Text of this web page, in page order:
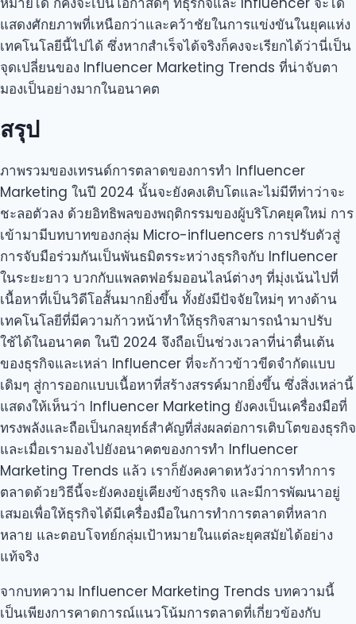
แสดงศักยภาพที่เหนือกว่าและคว้าชัยในการแข่งขันในยุคแห่ง
เทคโนโลยีนี้ไปได้ ซึ่งหากสำเร็จได้จริงก็คงจะเรียกได้ว่านี่เป็น
จุดเปลี่ยนของ Influencer Marketing Trends ที่น่าจับตา
มองเป็นอย่างมากในอนาคต
สรุป
ภาพรวมของเทรนด์การตลาดของการทำ Influencer
Marketing ในปี 2024 นั้นจะยังคงเติบโตและไม่มีทีท่าว่าจะ
ชะลอตัวลง ด้วยอิทธิพลของพฤติกรรมของผู้บริโภคยุคใหม่ การ
เข้ามามีบทบาทของกลุ่ม Micro-influencers การปรับตัวสู่
การจับมือร่วมกันเป็นพันธมิตรระหว่างธุรกิจกับ Influencer
ในระยะยาว บวกกับแพลตฟอร์มออนไลน์ต่างๆ ที่มุ่งเน้นไปที่
เนื้อหาที่เป็นวิดีโอสั้นมากยิ่งขึ้น ทั้งยังมีปัจจัยใหม่ๆ ทางด้าน
เทคโนโลยีที่มีความก้าวหน้าทำให้ธุรกิจสามารถนำมาปรับ
ใช้ได้ในอนาคต ในปี 2024 จึงถือเป็นช่วงเวลาที่น่าตื่นเต้น
ของธุรกิจและเหล่า Influencer ที่จะก้าวข้าวขีดจำกัดแบบ
เดิมๆ สู่การออกแบบเนื้อหาที่สร้างสรรค์มากยิ่งขึ้น ซึ่งสิ่งเหล่านี้
แสดงให้เห็นว่า Influencer Marketing ยังคงเป็นเครื่องมือที่
ทรงพลังและถือเป็นกลยุทธ์สำคัญที่ส่งผลต่อการเติบโตของธุรกิจ
และเมื่อเรามองไปยังอนาคตของการทำ Influencer
Marketing Trends แล้ว เราก็ยังคงคาดหวังว่าการทำการ
ตลาดด้วยวิธีนี้จะยังคงอยู่เคียงข้างธุรกิจ และมีการพัฒนาอยู่
เสมอเพื่อให้ธุรกิจได้มีเครื่องมือในการทำการตลาดที่หลาก
หลาย และตอบโจทย์กลุ่มเป้าหมายในแต่ละยุคสมัยได้อย่าง
แท้จริง
จากบทความ Influencer Marketing Trends บทความนี้
เป็นเพียงการคาดการณ์แนวโน้มการตลาดที่เกี่ยวข้องกับ